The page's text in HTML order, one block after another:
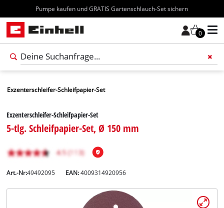
Kostenloser Versand ab 70€
0
Exzenterschleifer-Schleifpapier-Set
Exzenterschleifer-Schleifpapier-Set
5-tlg. Schleifpapier-Set, Ø 150 mm
Art.-Nr:49492095 EAN:4009314920956